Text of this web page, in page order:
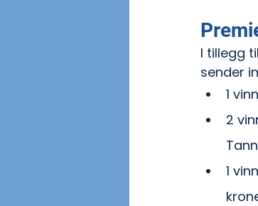
I tillegg
sender
1
2
1